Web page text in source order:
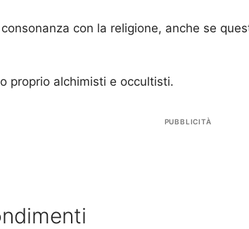
con la religione, anche se
proprio alchimisti e occultisti.
PUBBLICITÀ